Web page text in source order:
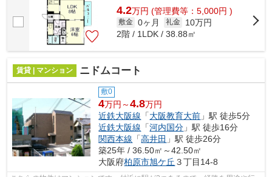
4.2万円 (管理費等：5,000円 )
敷金 0ヶ月 礼金
10万円
2階 / 1LDK / 38.88㎡
賃貸 | マンション ニドムコート
敷0
4万円～4.8万円
近鉄大阪線 「大阪教育大前 」駅 徒歩5分
近鉄大阪線 「河内国分 」駅 徒歩16分
関西本線 「高井田 」駅 徒歩26分
築25年 / 36.50㎡～42.50㎡
大阪府柏原市旭ケ丘 ３丁目14-8